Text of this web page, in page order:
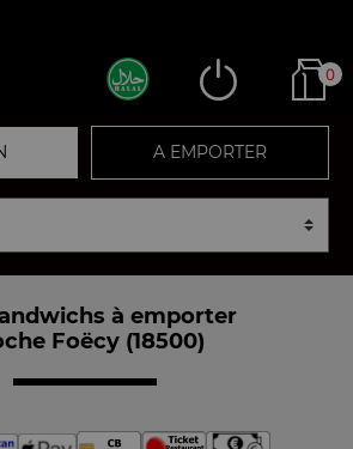
0
A EMPORTER
à emporter
Foëcy (18500)